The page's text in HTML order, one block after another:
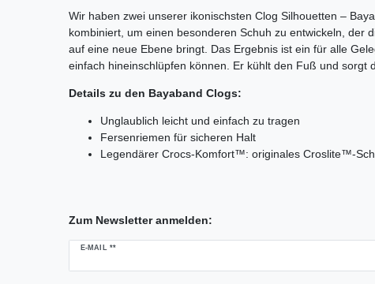
Wir haben zwei unserer ikonischsten Clog Silhouetten –
kombiniert, um einen besonderen Schuh zu entwickeln, der
auf eine neue Ebene bringt. Das Ergebnis ist ein für alle
einfach hineinschlüpfen können. Er kühlt den Fuß und sorgt
Details zu den Bayaband Clogs:
Unglaublich leicht und einfach zu tragen
Fersenriemen für sicheren Halt
Legendärer Crocs-Komfort™: originales Croslite™-
Zum Newsletter anmelden:
E-MAIL **
Newsletter